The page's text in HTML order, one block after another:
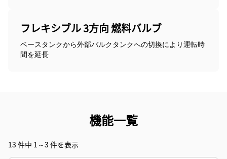
フレキシブル 3方向 燃料バルブ
ベースタンクから外部バルクタンクへの切換により運転時
間を延長
機能一覧
13 件中 1～3 件を表示